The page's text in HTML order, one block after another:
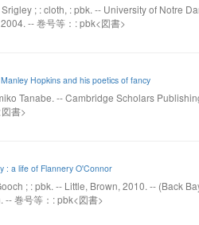
; : cloth, : pbk. -- University of Notre
-- 巻号等：: pbk<図書>
Hopkins and his poetics of fancy
Tanabe. -- Cambridge Scholars
書>
: a life of Flannery O'Connor
; : pbk. -- Little, Brown, 2010. -- (Back
-- 巻号等：: pbk<図書>